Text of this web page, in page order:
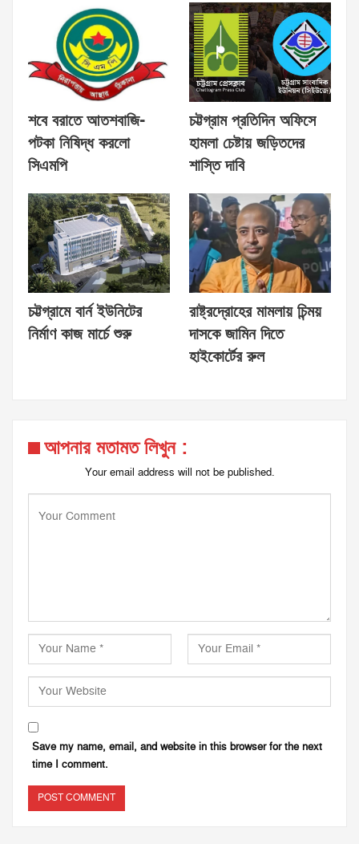
শবে বরাতে আতশবাজি-
পটকা নিষিদ্ধ করলো
সিএমপি
চট্টগ্রাম প্রতিদিন অফিসে
হামলা চেষ্টায় জড়িতদের
শাস্তি দাবি
চট্টগ্রামে বার্ন ইউনিটের
নির্মাণ কাজ মার্চে শুরু
রাষ্ট্রদ্রোহের মামলায় চিন্ময়
দাসকে জামিন দিতে
হাইকোর্টের রুল
আপনার মতামত লিখুন :
Your email address will not be published.
Save my name, email, and website in this browser for the next
time I comment.